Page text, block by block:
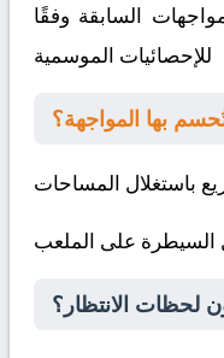
السابقة وفقًا
للإحصائيات الموسمية
بها المواجهة؟
باستغلال المساحات
على الملعب
الانتظار؟